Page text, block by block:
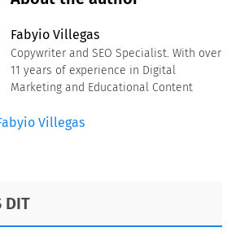
Fabyio Villegas
Copywriter and SEO Specialist. With over
11 years of experience in Digital
Marketing and Educational Content
Villegas
DIT